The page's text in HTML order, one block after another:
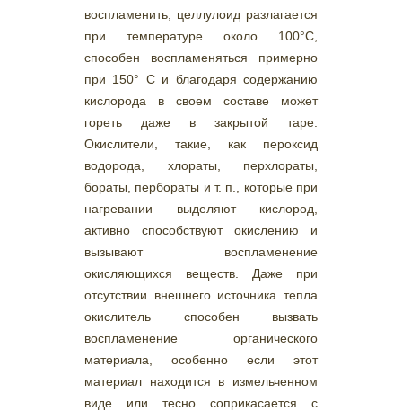
воспламенить; целлулоид разлагается
при температуре около 100°С,
способен воспламеняться примерно
при 150° С и благодаря содержанию
кислорода в своем составе может
гореть даже в закрытой таре.
Окислители, такие, как пероксид
водорода, хлораты, перхлораты,
бораты, пербораты и т. п., которые при
нагревании выделяют кислород,
активно способствуют окислению и
вызывают воспламенение
окисляющихся веществ. Даже при
отсутствии внешнего источника тепла
окислитель способен вызвать
воспламенение органического
материала, особенно если этот
материал находится в измельченном
виде или тесно соприкасается с